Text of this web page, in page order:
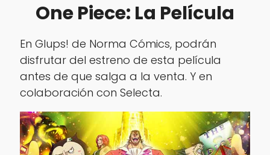
One Piece: La Película
En Glups! de Norma Cómics, podrán
disfrutar del estreno de esta película
antes de que salga a la venta. Y en
colaboración con Selecta.